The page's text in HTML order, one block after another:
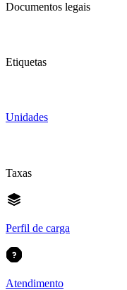
Documentos legais
Etiquetas
Unidades
Taxas
Perfil de carga
Atendimento